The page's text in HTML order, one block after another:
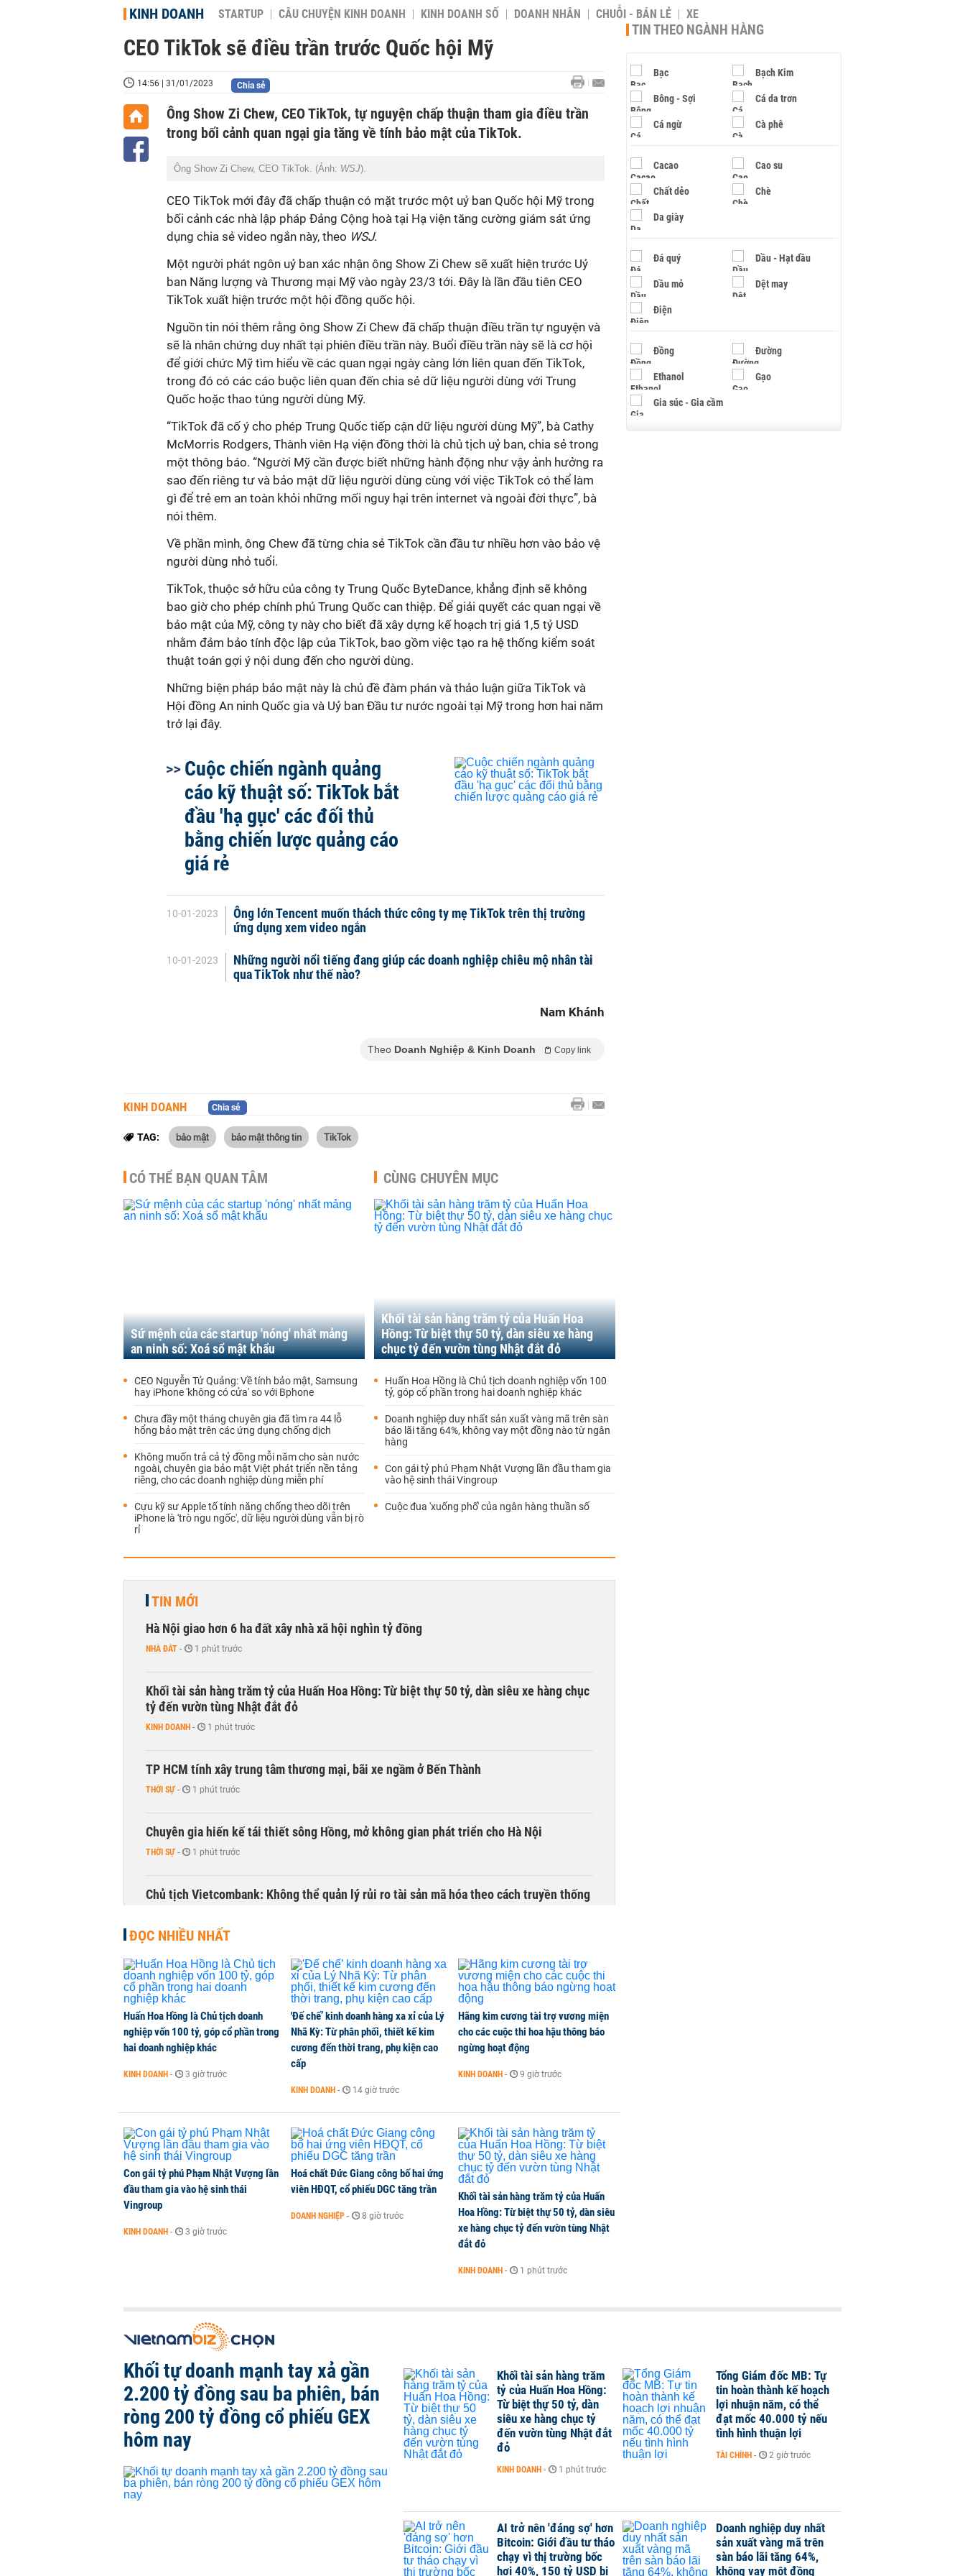
KINH DOANH STARTUP CÂU CHUYỆN KINH DOANH KINH DOANH SỐ DOANH NHÂN CHUỖI - BÁN LẺ XE
CEO TikTok sẽ điều trần trước Quốc hội Mỹ
14:56 | 31/01/2023 Chia sẻ
Ông Show Zi Chew, CEO TikTok, tự nguyện chấp thuận tham gia điều trần
trong bối cảnh quan ngại gia tăng về tính bảo mật của TikTok.
Ông Show Zi Chew, CEO TikTok. (Ảnh: WSJ).
CEO TikTok mới đây đã chấp thuận có mặt trước một uỷ ban Quốc hội Mỹ trong
bối cảnh các nhà lập pháp Đảng Cộng hoà tại Hạ viện tăng cường giám sát ứng
dụng chia sẻ video ngắn này, theo WSJ.
Một người phát ngôn uỷ ban xác nhận ông Show Zi Chew sẽ xuất hiện trước Uỷ
ban Năng lượng và Thương mại Mỹ vào ngày 23/3 tới. Đây là lần đầu tiên CEO
TikTok xuất hiện trước một hội đồng quốc hội.
Nguồn tin nói thêm rằng ông Show Zi Chew đã chấp thuận điều trần tự nguyện và
sẽ là nhân chứng duy nhất tại phiên điều trần này. Buổi điều trần này sẽ là cơ hội
để giới chức Mỹ tìm hiểu về các quan ngại ngày càng lớn liên quan đến TikTok,
trong đó có các cáo buộc liên quan đến chia sẻ dữ liệu người dùng với Trung
Quốc hoặc thao túng người dùng Mỹ.
“TikTok đã cố ý cho phép Trung Quốc tiếp cận dữ liệu người dùng Mỹ”, bà Cathy
McMorris Rodgers, Thành viên Hạ viện đồng thời là chủ tịch uỷ ban, chia sẻ trong
một thông báo. “Người Mỹ cần được biết những hành động như vậy ảnh hưởng ra
sao đến riêng tư và bảo mật dữ liệu người dùng cùng với việc TikTok có thể làm
gì để trẻ em an toàn khỏi những mối nguy hại trên internet và ngoài đời thực”, bà
nói thêm.
Về phần mình, ông Chew đã từng chia sẻ TikTok cần đầu tư nhiều hơn vào bảo vệ
người dùng nhỏ tuổi.
TikTok, thuộc sở hữu của công ty Trung Quốc ByteDance, khẳng định sẽ không
bao giờ cho phép chính phủ Trung Quốc can thiệp. Để giải quyết các quan ngại về
bảo mật của Mỹ, công ty này cho biết đã xây dựng kế hoạch trị giá 1,5 tỷ USD
nhằm đảm bảo tính độc lập của TikTok, bao gồm việc tạo ra hệ thống kiểm soát
thuật toán gợi ý nội dung đến cho người dùng.
Những biện pháp bảo mật này là chủ đề đàm phán và thảo luận giữa TikTok và
Hội đồng An ninh Quốc gia và Uỷ ban Đầu tư nước ngoài tại Mỹ trong hơn hai năm
trở lại đây.
Cuộc chiến ngành quảng
cáo kỹ thuật số: TikTok bắt
đầu 'hạ gục' các đối thủ
bằng chiến lược quảng cáo
giá rẻ
10-01-2023
Ông lớn Tencent muốn thách thức công ty mẹ TikTok trên thị trường
ứng dụng xem video ngắn
10-01-2023
Những người nổi tiếng đang giúp các doanh nghiệp chiêu mộ nhân tài
qua TikTok như thế nào?
Nam Khánh
Theo Doanh Nghiệp & Kinh Doanh Copy link
KINH DOANH Chia sẻ
TAG: bảo mật bảo mật thông tin TikTok
CÓ THỂ BẠN QUAN TÂM
Sứ mệnh của các startup 'nóng' nhất mảng
an ninh số: Xoá sổ mật khẩu
CEO Nguyễn Tử Quảng: Về tính bảo mật, Samsung
hay iPhone 'không có cửa' so với Bphone
Chưa đầy một tháng chuyên gia đã tìm ra 44 lỗ
hổng bảo mật trên các ứng dụng chống dịch
Không muốn trả cả tỷ đồng mỗi năm cho sàn nước
ngoài, chuyên gia bảo mật Việt phát triển nền tảng
riêng, cho các doanh nghiệp dùng miễn phí
Cựu kỹ sư Apple tố tính năng chống theo dõi trên
iPhone là 'trò ngu ngốc', dữ liệu người dùng vẫn bị rò
rỉ
CÙNG CHUYÊN MỤC
Khối tài sản hàng trăm tỷ của Huấn Hoa
Hồng: Từ biệt thự 50 tỷ, dàn siêu xe hàng
chục tỷ đến vườn tùng Nhật đắt đỏ
Huấn Hoa Hồng là Chủ tịch doanh nghiệp vốn 100
tỷ, góp cổ phần trong hai doanh nghiệp khác
Doanh nghiệp duy nhất sản xuất vàng mã trên sàn
báo lãi tăng 64%, không vay một đồng nào từ ngân
hàng
Con gái tỷ phú Phạm Nhật Vượng lần đầu tham gia
vào hệ sinh thái Vingroup
Cuộc đua 'xuống phố' của ngân hàng thuần số
TIN MỚI
Hà Nội giao hơn 6 ha đất xây nhà xã hội nghìn tỷ đồng
NHÀ ĐẤT - 1 phút trước
Khối tài sản hàng trăm tỷ của Huấn Hoa Hồng: Từ biệt thự 50 tỷ, dàn siêu xe hàng chục
tỷ đến vườn tùng Nhật đắt đỏ
KINH DOANH - 1 phút trước
TP HCM tính xây trung tâm thương mại, bãi xe ngầm ở Bến Thành
THỜI SỰ - 1 phút trước
Chuyên gia hiến kế tái thiết sông Hồng, mở không gian phát triển cho Hà Nội
THỜI SỰ - 1 phút trước
Chủ tịch Vietcombank: Không thể quản lý rủi ro tài sản mã hóa theo cách truyền thống
ĐỌC NHIỀU NHẤT
Huấn Hoa Hồng là Chủ tịch doanh
nghiệp vốn 100 tỷ, góp cổ phần trong
hai doanh nghiệp khác
KINH DOANH - 3 giờ trước
'Đế chế’ kinh doanh hàng xa xỉ của Lý
Nhã Kỳ: Từ phân phối, thiết kế kim
cương đến thời trang, phụ kiện cao
cấp
KINH DOANH - 14 giờ trước
Hãng kim cương tài trợ vương miện
cho các cuộc thi hoa hậu thông báo
ngừng hoạt động
KINH DOANH - 9 giờ trước
Con gái tỷ phú Phạm Nhật Vượng lần
đầu tham gia vào hệ sinh thái
Vingroup
KINH DOANH - 3 giờ trước
Hoá chất Đức Giang công bố hai ứng
viên HĐQT, cổ phiếu DGC tăng trần
DOANH NGHIỆP - 8 giờ trước
Khối tài sản hàng trăm tỷ của Huấn
Hoa Hồng: Từ biệt thự 50 tỷ, dàn siêu
xe hàng chục tỷ đến vườn tùng Nhật
đắt đỏ
KINH DOANH - 1 phút trước
TIN THEO NGÀNH HÀNG
Bạc Bạch Kim
Bông - Sợi Cá da trơn
Cá ngừ Cà phê
Cacao Cao su
Chất dẻo Chè
Da giày
Đá quý Dầu - Hạt dầu
Dầu mỏ Dệt may
Điện
Đồng Đường
Ethanol Gạo
Gia súc - Gia cầm
Khối tự doanh mạnh tay xả gần
2.200 tỷ đồng sau ba phiên, bán
ròng 200 tỷ đồng cổ phiếu GEX
hôm nay
Khối tài sản hàng trăm
tỷ của Huấn Hoa Hồng:
Từ biệt thự 50 tỷ, dàn
siêu xe hàng chục tỷ
đến vườn tùng Nhật đắt
đỏ
KINH DOANH - 1 phút trước
Tổng Giám đốc MB: Tự
tin hoàn thành kế hoạch
lợi nhuận năm, có thể
đạt mốc 40.000 tỷ nếu
tình hình thuận lợi
TÀI CHÍNH - 2 giờ trước
AI trở nên 'đáng sợ' hơn
Bitcoin: Giới đầu tư tháo
chạy vì thị trường bốc
hơi 40%, 150 tỷ USD bị
Doanh nghiệp duy nhất
sản xuất vàng mã trên
sàn báo lãi tăng 64%,
không vay một đồng